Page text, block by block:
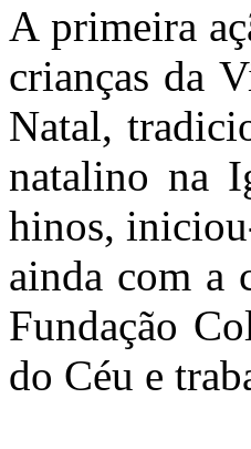
A primeira
crianças da
Natal,
natalino na
hinos,
ainda com a
Fundação
do Céu e